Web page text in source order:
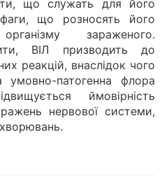
що служать для його
що розносять його
зараженого.
ВІЛ призводить до
реакцій, внаслідок чого
умовно-патогенна флора
ймовірність
нервової системи,